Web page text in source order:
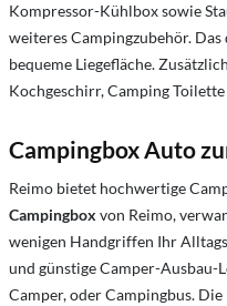
Kompressor-Kühlbox sowie
weiteres Campingzubehör.
bequeme Liegefläche.
Kochgeschirr, Camping
Campingbox Auto
Reimo bietet hochwertige
Campingbox von Reimo,
wenigen Handgriffen Ihr
und günstige Camper-Ausbau-
Camper, oder Campingbus.